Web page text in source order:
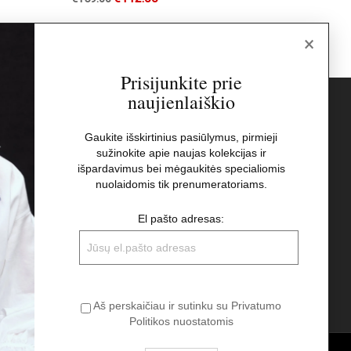
El pašto adresas:
Aš perskaičiau ir sutinku su Privatumo
Politikos nuostatomis
×
Prisijunkite prie
naujienlaiškio
Gaukite išskirtinius pasiūlymus, pirmieji
sužinokite apie naujas kolekcijas ir
išpardavimus bei mėgaukitės specialiomis
nuolaidomis tik prenumeratoriams.
El pašto adresas:
Aš perskaičiau ir sutinku su Privatumo
Politikos nuostatomis